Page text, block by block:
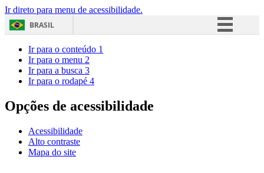
Ir direto para menu de acessibilidade.
BRASIL
Acesso à informação
Ir para o conteúdo 1
Ir para o menu 2
Ir para a busca 3
Ir para o rodapé 4
Opções de acessibilidade
Acessibilidade
Alto contraste
Mapa do site